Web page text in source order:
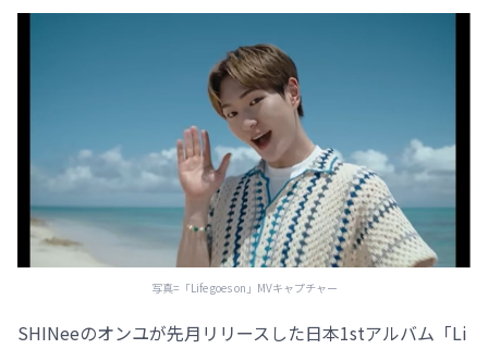
写真=「Life goes on」MVキャプチャー
SHINeeのオンユが先月リリースした日本1stアルバム「Li